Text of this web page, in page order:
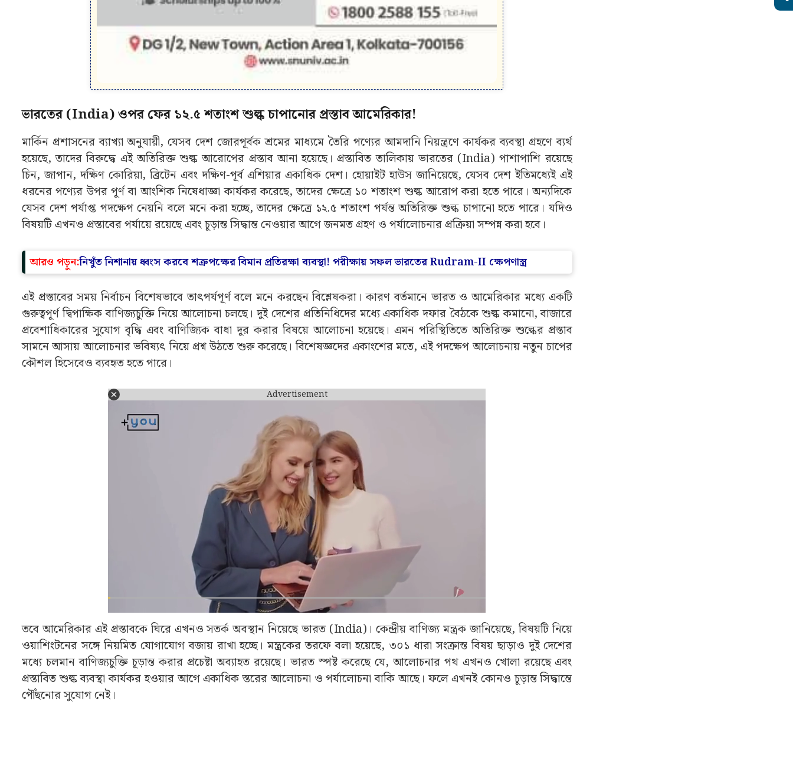
ভারতের (India) ওপর ফের ১২.৫ শতাংশ শুল্ক চাপানোর প্রস্তাব আমেরিকার!
মার্কিন প্রশাসনের ব্যাখ্যা অনুযায়ী, যেসব দেশ জোরপূর্বক শ্রমের মাধ্যমে তৈরি পণ্যের আমদানি নিয়ন্ত্রণে কার্যকর ব্যবস্থা গ্রহণে ব্যর্থ
হয়েছে, তাদের বিরুদ্ধে এই অতিরিক্ত শুল্ক আরোপের প্রস্তাব আনা হয়েছে। প্রস্তাবিত তালিকায় ভারতের (India) পাশাপাশি রয়েছে
চিন, জাপান, দক্ষিণ কোরিয়া, ব্রিটেন এবং দক্ষিণ-পূর্ব এশিয়ার একাধিক দেশ। হোয়াইট হাউস জানিয়েছে, যেসব দেশ ইতিমধ্যেই এই
ধরনের পণ্যের উপর পূর্ণ বা আংশিক নিষেধাজ্ঞা কার্যকর করেছে, তাদের ক্ষেত্রে ১০ শতাংশ শুল্ক আরোপ করা হতে পারে। অন্যদিকে
যেসব দেশ পর্যাপ্ত পদক্ষেপ নেয়নি বলে মনে করা হচ্ছে, তাদের ক্ষেত্রে ১২.৫ শতাংশ পর্যন্ত অতিরিক্ত শুল্ক চাপানো হতে পারে। যদিও
বিষয়টি এখনও প্রস্তাবের পর্যায়ে রয়েছে এবং চূড়ান্ত সিদ্ধান্ত নেওয়ার আগে জনমত গ্রহণ ও পর্যালোচনার প্রক্রিয়া সম্পন্ন করা হবে।
আরও পড়ুন:নিখুঁত নিশানায় ধ্বংস করবে শত্রুপক্ষের বিমান প্রতিরক্ষা ব্যবস্থা! পরীক্ষায় সফল ভারতের Rudram-II ক্ষেপণাস্ত্র
এই প্রস্তাবের সময় নির্বাচন বিশেষভাবে তাৎপর্যপূর্ণ বলে মনে করছেন বিশ্লেষকরা। কারণ বর্তমানে ভারত ও আমেরিকার মধ্যে একটি
গুরুত্বপূর্ণ দ্বিপাক্ষিক বাণিজ্যচুক্তি নিয়ে আলোচনা চলছে। দুই দেশের প্রতিনিধিদের মধ্যে একাধিক দফার বৈঠকে শুল্ক কমানো, বাজারে
প্রবেশাধিকারের সুযোগ বৃদ্ধি এবং বাণিজ্যিক বাধা দূর করার বিষয়ে আলোচনা হয়েছে। এমন পরিস্থিতিতে অতিরিক্ত শুল্কের প্রস্তাব
সামনে আসায় আলোচনার ভবিষ্যৎ নিয়ে প্রশ্ন উঠতে শুরু করেছে। বিশেষজ্ঞদের একাংশের মতে, এই পদক্ষেপ আলোচনায় নতুন চাপের
কৌশল হিসেবেও ব্যবহৃত হতে পারে।
Advertisement
তবে আমেরিকার এই প্রস্তাবকে ঘিরে এখনও সতর্ক অবস্থান নিয়েছে ভারত (India)। কেন্দ্রীয় বাণিজ্য মন্ত্রক জানিয়েছে, বিষয়টি নিয়ে
ওয়াশিংটনের সঙ্গে নিয়মিত যোগাযোগ বজায় রাখা হচ্ছে। মন্ত্রকের তরফে বলা হয়েছে, ৩০১ ধারা সংক্রান্ত বিষয় ছাড়াও দুই দেশের
মধ্যে চলমান বাণিজ্যচুক্তি চূড়ান্ত করার প্রচেষ্টা অব্যাহত রয়েছে। ভারত স্পষ্ট করেছে যে, আলোচনার পথ এখনও খোলা রয়েছে এবং
প্রস্তাবিত শুল্ক ব্যবস্থা কার্যকর হওয়ার আগে একাধিক স্তরের আলোচনা ও পর্যালোচনা বাকি আছে। ফলে এখনই কোনও চূড়ান্ত সিদ্ধান্তে
পৌঁছনোর সুযোগ নেই।